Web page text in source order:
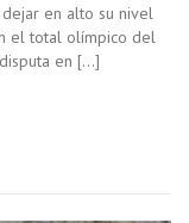
en alto su nivel
el total olímpico del
en […]